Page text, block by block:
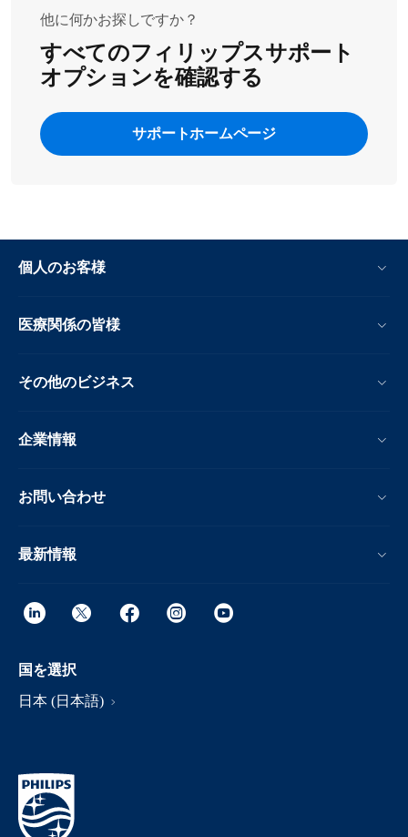
他に何かお探しですか？
すべてのフィリップスサポート
オプションを確認する
サポートホームページ
個人のお客様
医療関係の皆様
その他のビジネス
企業情報
お問い合わせ
最新情報
国を選択
日本 (日本語)